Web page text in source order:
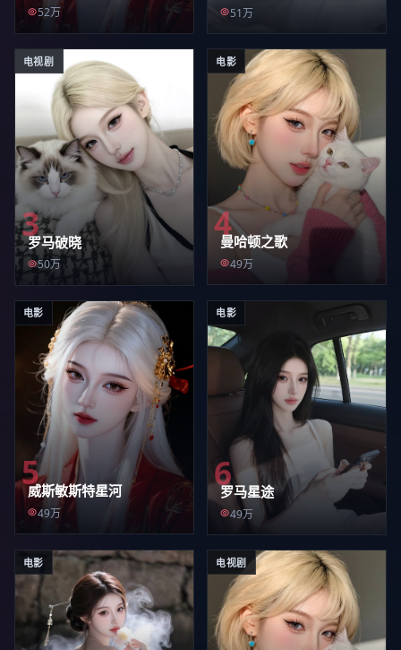
52万 51万
3
电视剧
罗马破晓
50万
4
电影
曼哈顿之歌
49万
5
电影
威斯敏斯特星河
49万
6
电影
罗马星途
49万
电影 电视剧